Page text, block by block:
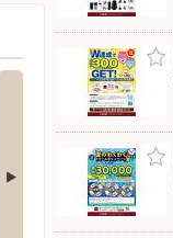
ルシティ店